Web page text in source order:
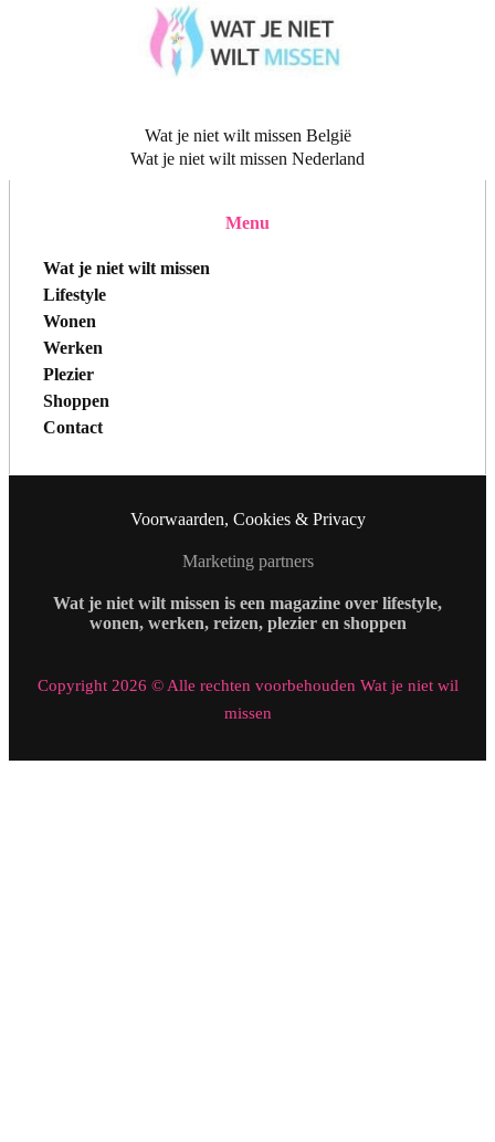
Wat je niet wilt missen België
Wat je niet wilt missen Nederland
Menu
Wat je niet wilt missen
Lifestyle
Wonen
Werken
Plezier
Shoppen
Contact
Voorwaarden, Cookies & Privacy
Marketing partners
Wat je niet wilt missen is een magazine over lifestyle,
wonen, werken, reizen, plezier en shoppen
Copyright 2026 © Alle rechten voorbehouden Wat je niet wil
missen